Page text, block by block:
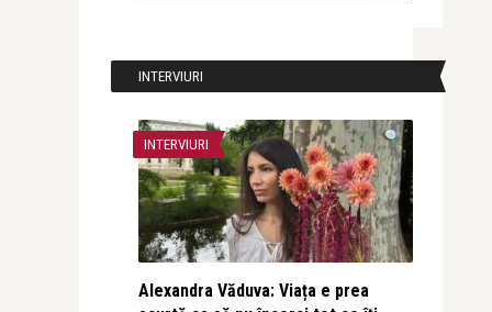
INTERVIURI
INTERVIURI
Alexandra Văduva: Viața e prea